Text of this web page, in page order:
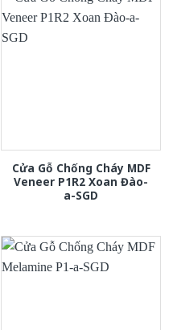
Cửa Gỗ Chống Cháy MDF
Veneer P1R2 Xoan Đào-
a-SGD